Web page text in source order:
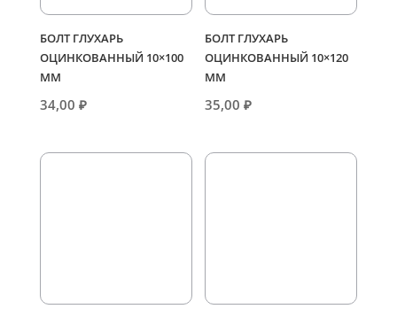
БОЛТ ГЛУХАРЬ
ОЦИНКОВАННЫЙ 10×100
ММ
34,00 ₽
БОЛТ ГЛУХАРЬ
ОЦИНКОВАННЫЙ 10×120
ММ
35,00₽